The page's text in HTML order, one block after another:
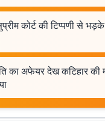
कोर्ट की टिप्पणी से
का अफेयर देख कटिहार